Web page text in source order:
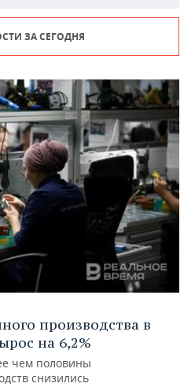
ЗА СЕГОДНЯ
производства в
на 6,2%
чем половины
снизились